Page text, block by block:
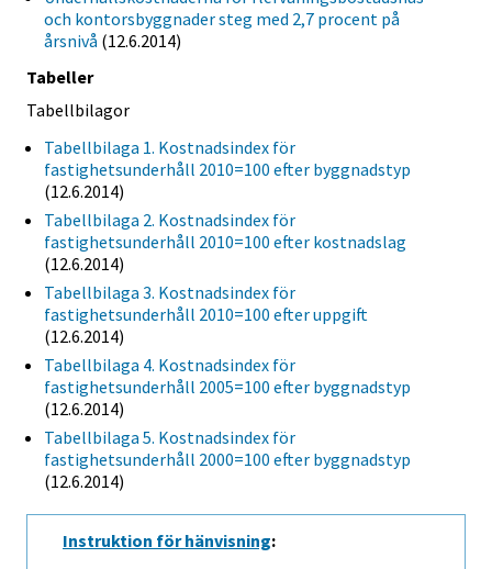
och kontorsbyggnader steg med 2,7 procent på
årsnivå (12.6.2014)
Tabeller
Tabellbilagor
Tabellbilaga 1. Kostnadsindex för
fastighetsunderhåll 2010=100 efter byggnadstyp
(12.6.2014)
Tabellbilaga 2. Kostnadsindex för
fastighetsunderhåll 2010=100 efter kostnadslag
(12.6.2014)
Tabellbilaga 3. Kostnadsindex för
fastighetsunderhåll 2010=100 efter uppgift
(12.6.2014)
Tabellbilaga 4. Kostnadsindex för
fastighetsunderhåll 2005=100 efter byggnadstyp
(12.6.2014)
Tabellbilaga 5. Kostnadsindex för
fastighetsunderhåll 2000=100 efter byggnadstyp
(12.6.2014)
Instruktion för hänvisning: